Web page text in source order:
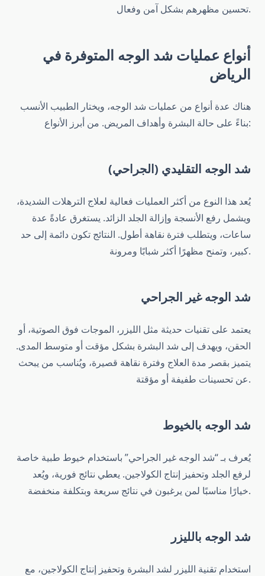
تحسين مظهرهم بشكل آمن وفعال.
أنواع عمليات شد الوجه المتوفرة في
الرياض
هناك عدة أنواع من عمليات شد الوجه، ويختار الطبيب الأنسب
بناءً على حالة البشرة وأهداف المريض. من أبرز الأنواع:
شد الوجه التقليدي (الجراحي)
يُعد هذا النوع من أكثر العمليات فعالية لعلاج الترهلات الشديدة،
ويشمل رفع الأنسجة وإزالة الجلد الزائد. يستغرق عادةً عدة
ساعات، ويتطلب فترة نقاهة أطول. النتائج تكون دائمة إلى حد
كبير، وتمنح مظهرًا أكثر شبابًا ومرونة.
شد الوجه غير الجراحي
يعتمد على تقنيات حديثة مثل الليزر، الموجات فوق الصوتية، أو
الحقن، ويهدف إلى شد البشرة بشكل مؤقت أو متوسط المدى.
يتميز بقصر مدة العلاج وفترة نقاهة قصيرة، ويُناسب من يبحث
عن تحسينات طفيفة أو مؤقتة.
شد الوجه بالخيوط
يُعرف بـ “شد الوجه غير الجراحي” باستخدام خيوط طبية خاصة
لرفع الجلد وتحفيز إنتاج الكولاجين. يعطي نتائج فورية، ويُعد
خيارًا مناسبًا لمن يرغبون في نتائج سريعة وبتكلفة منخفضة.
شد الوجه بالليزر
استخدام تقنية الليزر لشد البشرة وتحفيز إنتاج الكولاجين، مع